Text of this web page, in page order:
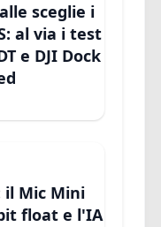
sceglie i
al via i test
e DJI Dock
il Mic Mini
float e l'IA